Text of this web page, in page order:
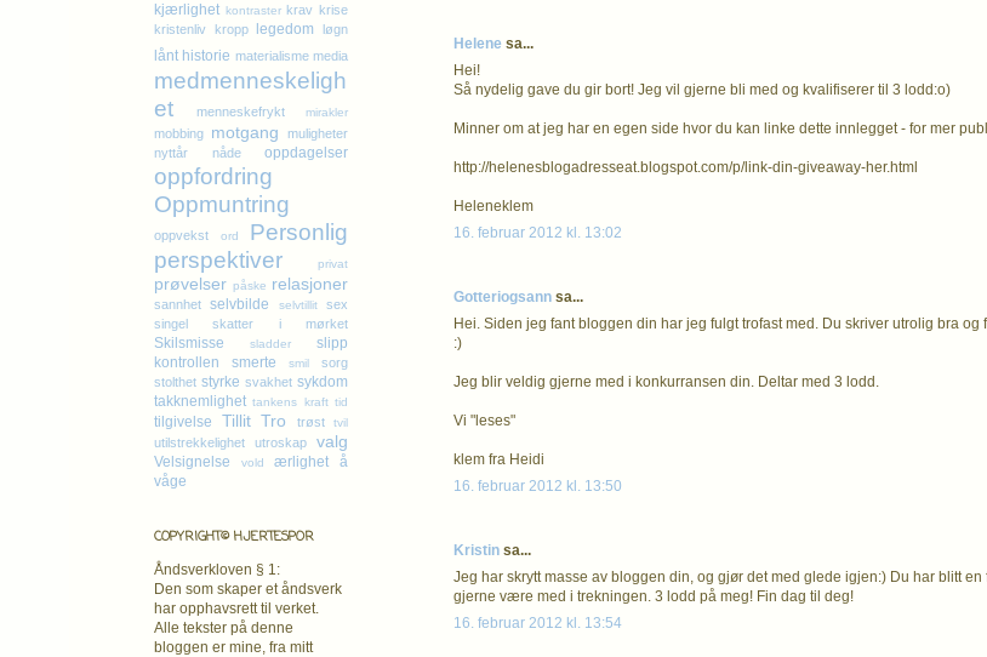
Helene sa...
Hei!
Så nydelig gave du gir bort! Jeg vil gjerne bli med og kvalifiserer til 3 lodd:o)
Minner om at jeg har en egen side hvor du kan linke dette innlegget - for mer
http://helenesblogadresseat.blogspot.com/p/link-din-giveaway-her.html
Heleneklem
16. februar 2012 kl. 13:02
Gotteriogsann sa...
Hei. Siden jeg fant bloggen din har jeg fulgt trofast med. Du skriver utrolig bra
:)
Jeg blir veldig gjerne med i konkurransen din. Deltar med 3 lodd.
Vi "leses"
klem fra Heidi
16. februar 2012 kl. 13:50
Kristin sa...
Jeg har skrytt masse av bloggen din, og gjør det med glede igjen:) Du har blitt en
gjerne være med i trekningen. 3 lodd på meg! Fin dag til deg!
16. februar 2012 kl. 13:54
kjærlighet kontraster krav krise
kristenliv kropp legedom løgn
lånt historie materialisme media
medmenneskeligh
et
menneskefrykt mirakler
mobbing motgang
muligheter
nyttår
nåde oppdagelser
oppfordring
Oppmuntring
oppvekst ord
Personlig
perspektiver
privat
prøvelser påske relasjoner
sannhet selvbilde selvtillit
sex
singel
skatter i mørket
Skilsmisse sladder
slipp
kontrollen
smerte smil
sorg
stolthet styrke svakhet sykdom
takknemlighet tankens kraft tid
tilgivelse Tillit Tro trøst tvil
utilstrekkelighet utroskap valg
Velsignelse vold ærlighet
å
våge
COPYRIGHT© HJERTESPOR
Åndsverkloven § 1:
Den som skaper et åndsverk
har opphavsretttil verket.
Alle tekster på denne
bloggen er mine, fra mitt